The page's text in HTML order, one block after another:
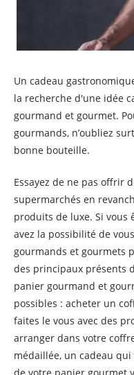
Un cadeau
la recherche d'une idée
gourmand et gourmet.
gourmands, n’oubliez
bonne bouteille.
Essayez de ne pas offrir
supermarchés en
produits de luxe. Si vous
avez la possibilité de
gourmands et gourmets
des principaux présents
panier gourmand et
possibles : acheter un
faites le vous avec des
arranger dans votre
médaillée, un cadeau